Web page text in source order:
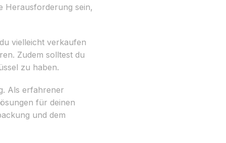
Herausforderung sein,
vielleicht verkaufen
Zudem solltest du
zu haben.
Als erfahrener
für deinen
und dem